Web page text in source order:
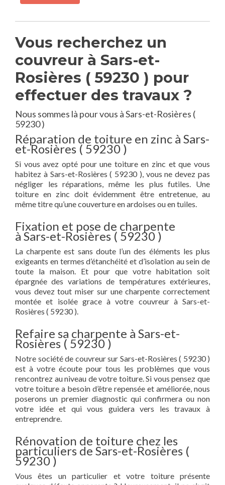
Vous recherchez un
couvreur à Sars-et-
Rosières ( 59230 ) pour
effectuer des travaux ?
Nous sommes là pour vous à Sars-et-Rosières (
59230 )
Réparation de toiture en zinc à Sars-
et-Rosières ( 59230 )
Si vous avez opté pour une toiture en zinc et que vous
habitez à Sars-et-Rosières ( 59230 ), vous ne devez pas
négliger les réparations, même les plus futiles. Une
toiture en zinc doit évidemment être entretenue, au
même titre qu’une couverture en ardoises ou en tuiles.
Fixation et pose de charpente
à Sars-et-Rosières ( 59230 )
La charpente est sans doute l’un des éléments les plus
exigeants en termes d’étanchéité et d’isolation au sein de
toute la maison. Et pour que votre habitation soit
épargnée des variations de températures extérieures,
vous devez tout miser sur une charpente correctement
montée et isolée grace à votre couvreur à Sars-et-
Rosières ( 59230 ).
Refaire sa charpente à Sars-et-
Rosières ( 59230 )
Notre société de couvreur sur Sars-et-Rosières ( 59230 )
est à votre écoute pour tous les problèmes que vous
rencontrez au niveau de votre toiture. Si vous pensez que
votre toiture a besoin d’être repensée et améliorée, nous
poserons un premier diagnostic qui confirmera ou non
votre idée et qui vous guidera vers les travaux à
entreprendre.
Rénovation de toiture chez les
particuliers de Sars-et-Rosières (
59230 )
Vous êtes un particulier et votre toiture présente